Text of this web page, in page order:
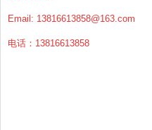
Email: 13816613858@163.com
电话：13816613858